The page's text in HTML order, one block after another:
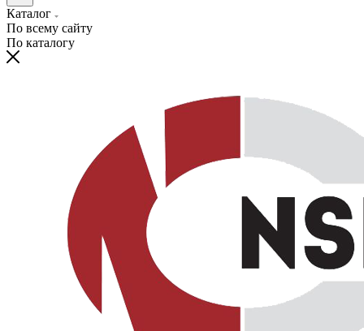
Каталог
По всему сайту
По каталогу